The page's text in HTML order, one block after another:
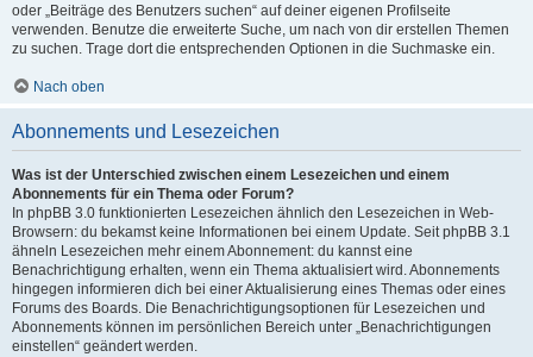
oder „Beiträge des Benutzers suchen“ auf deiner eigenen Profilseite
verwenden. Benutze die erweiterte Suche, um nach von dir erstellen Themen
zu suchen. Trage dort die entsprechenden Optionen in die Suchmaske ein.
Nach oben
Abonnements und Lesezeichen
Was ist der Unterschied zwischen einem Lesezeichen und einem
Abonnements für ein Thema oder Forum?
In phpBB 3.0 funktionierten Lesezeichen ähnlich den Lesezeichen in Web-
Browsern: du bekamst keine Informationen bei einem Update. Seit phpBB 3.1
ähneln Lesezeichen mehr einem Abonnement: du kannst eine
Benachrichtigung erhalten, wenn ein Thema aktualisiert wird. Abonnements
hingegen informieren dich bei einer Aktualisierung eines Themas oder eines
Forums des Boards. Die Benachrichtigungsoptionen für Lesezeichen und
Abonnements können im persönlichen Bereich unter „Benachrichtigungen
einstellen“ geändert werden.